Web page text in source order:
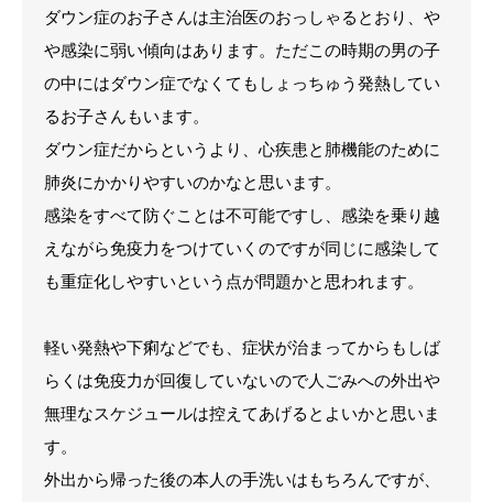
ダウン症のお子さんは主治医のおっしゃるとおり、や
や感染に弱い傾向はあります。ただこの時期の男の子
の中にはダウン症でなくてもしょっちゅう発熱してい
るお子さんもいます。
ダウン症だからというより、心疾患と肺機能のために
肺炎にかかりやすいのかなと思います。
感染をすべて防ぐことは不可能ですし、感染を乗り越
えながら免疫力をつけていくのですが同じに感染して
も重症化しやすいという点が問題かと思われます。
軽い発熱や下痢などでも、症状が治まってからもしば
らくは免疫力が回復していないので人ごみへの外出や
無理なスケジュールは控えてあげるとよいかと思いま
す。
外出から帰った後の本人の手洗いはもちろんですが、